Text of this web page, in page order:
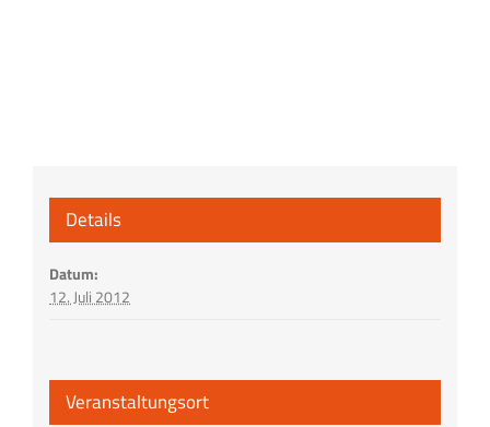
Details
Datum:
12. Juli 2012
Veranstaltungsort